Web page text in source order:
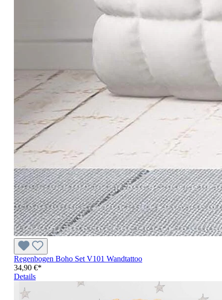
Regenbogen Boho Set V101 Wandtattoo
34,90 €*
Details